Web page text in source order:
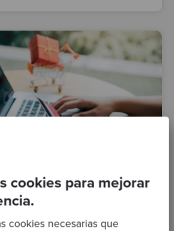
cookies para mejorar
cookies necesarias que
· 31 Mar 2025
los retailers adaptarse a los